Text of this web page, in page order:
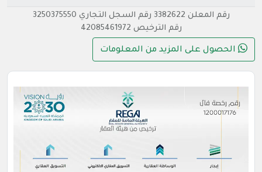
رقم المعلن 3382622 رقم السجل التجاري 3250375550
رقم الترخيص 42085461972
الحصول على المزيد من المعلومات